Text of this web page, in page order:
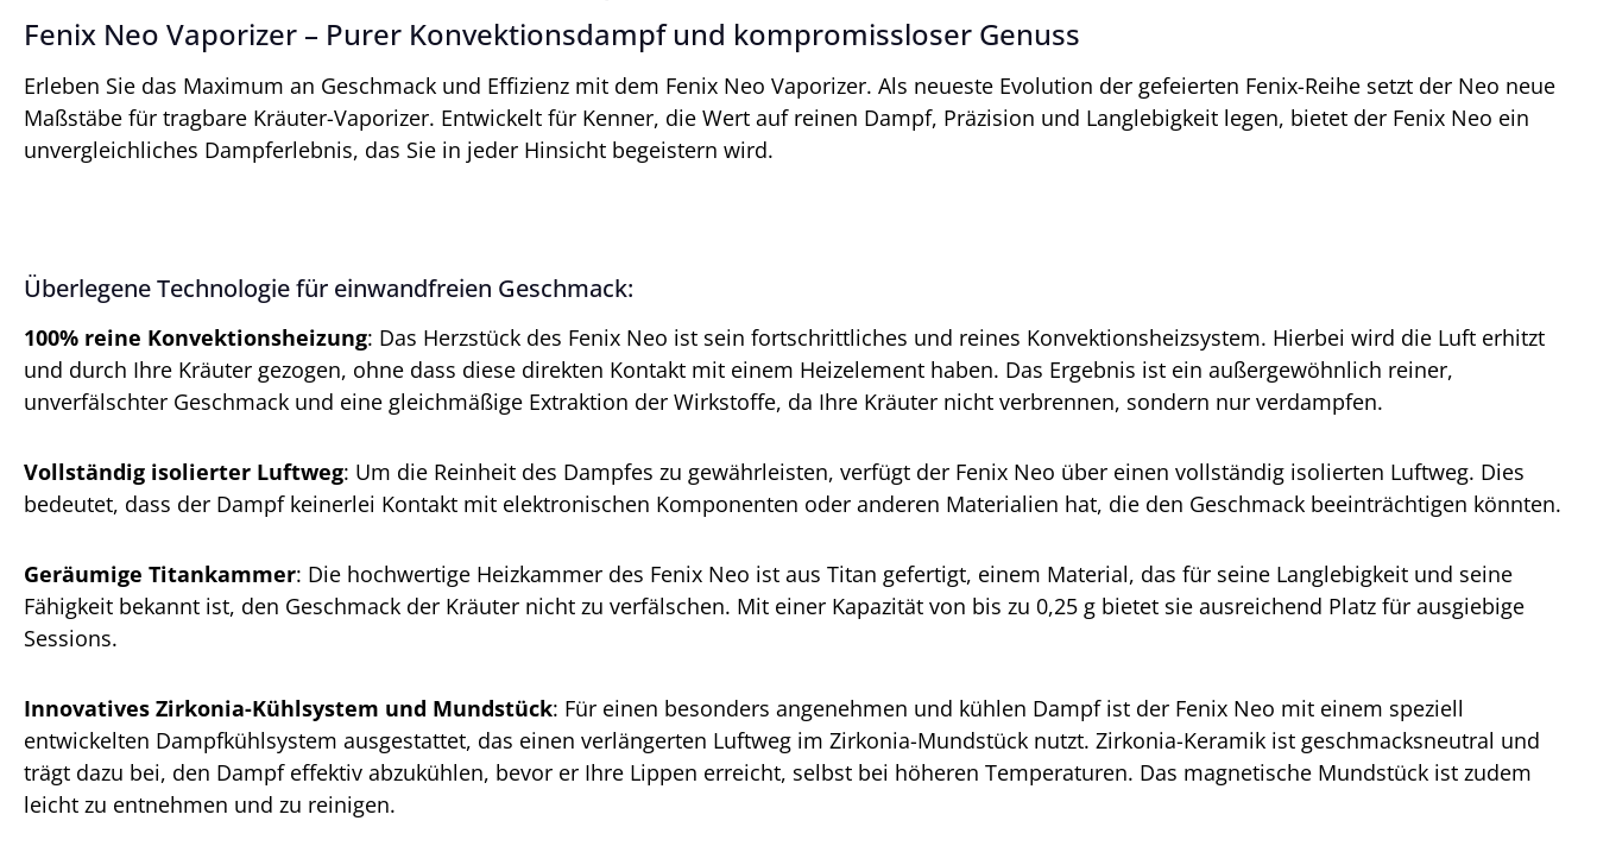
Fenix Neo Vaporizer – Purer Konvektionsdampf und kompromissloser Genuss
Erleben Sie das Maximum an Geschmack und Effizienz mit dem Fenix Neo Vaporizer. Als neueste Evolution der gefeierten Fenix-Reihe setzt der Neo neue
Maßstäbe für tragbare Kräuter-Vaporizer. Entwickelt für Kenner, die Wert auf reinen Dampf, Präzision und Langlebigkeit legen, bietet der Fenix Neo ein
unvergleichliches Dampferlebnis, das Sie in jeder Hinsicht begeistern wird.
Überlegene Technologie für einwandfreien Geschmack:
100% reine Konvektionsheizung: Das Herzstück des Fenix Neo ist sein fortschrittliches und reines Konvektionsheizsystem. Hierbei wird die Luft erhitzt
und durch Ihre Kräuter gezogen, ohne dass diese direkten Kontakt mit einem Heizelement haben. Das Ergebnis ist ein außergewöhnlich reiner,
unverfälschter Geschmack und eine gleichmäßige Extraktion der Wirkstoffe, da Ihre Kräuter nicht verbrennen, sondern nur verdampfen.
Vollständig isolierter Luftweg: Um die Reinheit des Dampfes zu gewährleisten, verfügt der Fenix Neo über einen vollständig isolierten Luftweg. Dies
bedeutet, dass der Dampf keinerlei Kontakt mit elektronischen Komponenten oder anderen Materialien hat, die den Geschmack beeinträchtigen könnten.
Geräumige Titankammer: Die hochwertige Heizkammer des Fenix Neo ist aus Titan gefertigt, einem Material, das für seine Langlebigkeit und seine
Fähigkeit bekannt ist, den Geschmack der Kräuter nicht zu verfälschen. Mit einer Kapazität von bis zu 0,25 g bietet sie ausreichend Platz für ausgiebige
Sessions.
Innovatives Zirkonia-Kühlsystem und Mundstück: Für einen besonders angenehmen und kühlen Dampf ist der Fenix Neo mit einem speziell
entwickelten Dampfkühlsystem ausgestattet, das einen verlängerten Luftweg im Zirkonia-Mundstück nutzt. Zirkonia-Keramik ist geschmacksneutral und
trägt dazu bei, den Dampf effektiv abzukühlen, bevor er Ihre Lippen erreicht, selbst bei höheren Temperaturen. Das magnetische Mundstück ist zudem
leicht zu entnehmen und zu reinigen.